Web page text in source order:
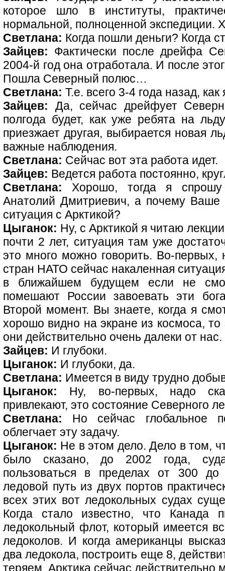
которое шло в институты,
нормальной, полноценной экспедиции.
Светлана: Когда пошли деньги? Когда
Зайцев: Фактически после дрейфа
2004-й год она отработала. И после
Пошла Северный полюс…
Светлана: Т.е. всего 3-4 года назад,
Зайцев: Да, сейчас дрейфует
полгода будет, как уже ребята на
приезжает другая, выбирается новая
важные наблюдения.
Светлана: Сейчас вот эта работа идет.
Зайцев: Ведется работа постоянно,
Светлана: Хорошо, тогда я
Анатолий Дмитриевич, а почему Ваше
ситуация с Арктикой?
Цыганок: Ну, с Арктикой я читаю
почти 2 лет, ситуация там уже
это много можно говорить. Во-первых,
стран НАТО сейчас накаленная
в ближайшем будущем если не
помешают России завоевать эти
Второй момент. Вы знаете, когда я
хорошо видно на экране из космоса, то
они действительно очень далеки от нас.
Зайцев: И глубоки.
Цыганок: И глубоки, да.
Светлана: Имеется в виду трудно
Цыганок: Ну, во-первых, надо
привлекают, это состояние Северного
Светлана: Но сейчас глобальное
облегчает эту задачу.
Цыганок: Не в этом дело. Дело в том,
было сказано, до 2002 года, суда
пользоваться в пределах от 300
ледовой путь из двух портов
всех этих вот ледокольных судах
Когда стало известно, что Канада
ледокольный флот, который имеется
ледоколов. И когда американцы
два ледокола, построить еще 8,
теряем. Арктика сейчас действительно